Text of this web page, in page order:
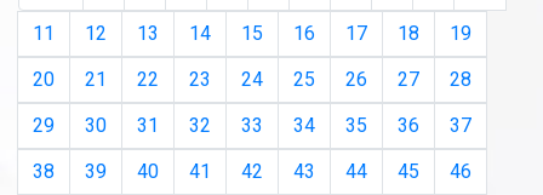
11
12 13 14 15 16 17 18
19
20
21 22 23 24 25 26 27
28
29
30 31 32 33 34 35 36
37
38
39 40 41 42 43 44 45
46